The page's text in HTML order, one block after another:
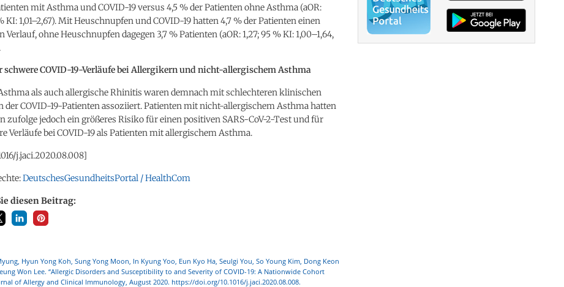
mit Asthma und COVID-19 versus 4,5 % der Patienten ohne Asthma (aOR:
KI: 1,01–2,67). Mit Heuschnupfen und COVID-19 hatten 4,7 % der Patienten einen
Verlauf, ohne Heuschnupfen dagegen 3,7 % Patienten (aOR: 1,27; 95 % KI: 1,00–1,64,
schwere COVID-19-Verläufe bei Allergikern und nicht-allergischem Asthma
als auch allergische Rhinitis waren demnach mit schlechteren klinischen
der COVID-19-Patienten assoziiert. Patienten mit nicht-allergischem Asthma hatten
zufolge jedoch ein größeres Risiko für einen positiven SARS-CoV-2-Test und für
Verläufe bei COVID-19 als Patienten mit allergischem Asthma.
j.jaci.2020.08.008]
DeutschesGesundheitsPortal / HealthCom
diesen Beitrag:
Hyun Yong Koh, Sung Yong Moon, In Kyung Yoo, Eun Kyo Ha, Seulgi You, So Young Kim, Dong Keon
Won Lee. “Allergic Disorders and Susceptibility to and Severity of COVID-19: A Nationwide Cohort
of Allergy and Clinical Immunology, August 2020. https://doi.org/10.1016/j.jaci.2020.08.008.